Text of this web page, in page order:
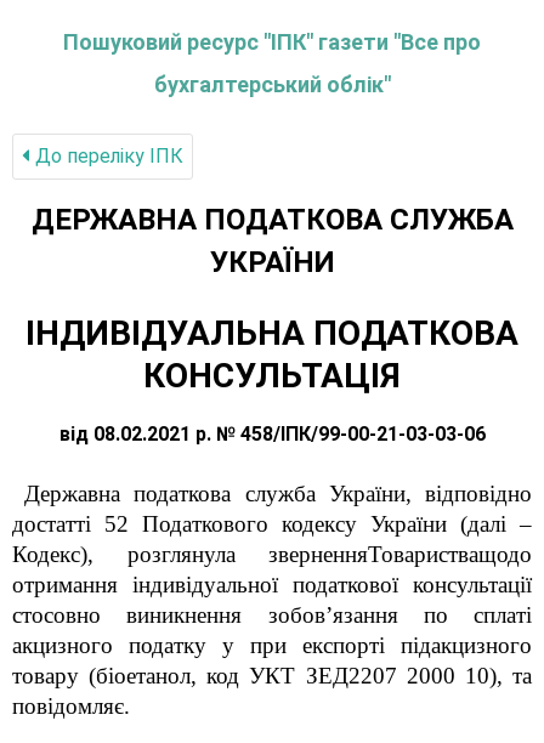
Пошуковий ресурс "ІПК" газети "Все про
бухгалтерський облік"
До переліку IПК
ДЕРЖАВНА ПОДАТКОВА СЛУЖБА
УКРАЇНИ
ІНДИВІДУАЛЬНА ПОДАТКОВА
КОНСУЛЬТАЦІЯ
від 08.02.2021 р. № 458/ІПК/99-00-21-03-03-06
Державна податкова служба України, відповідно
достатті 52 Податкового кодексу України (далі –
Кодекс), розглянула зверненняТоваристващодо
отримання індивідуальної податкової консультації
стосовно виникнення зобов’язання по сплаті
акцизного податку у при експорті підакцизного
товару (біоетанол, код УКТ ЗЕД2207 2000 10), та
повідомляє.